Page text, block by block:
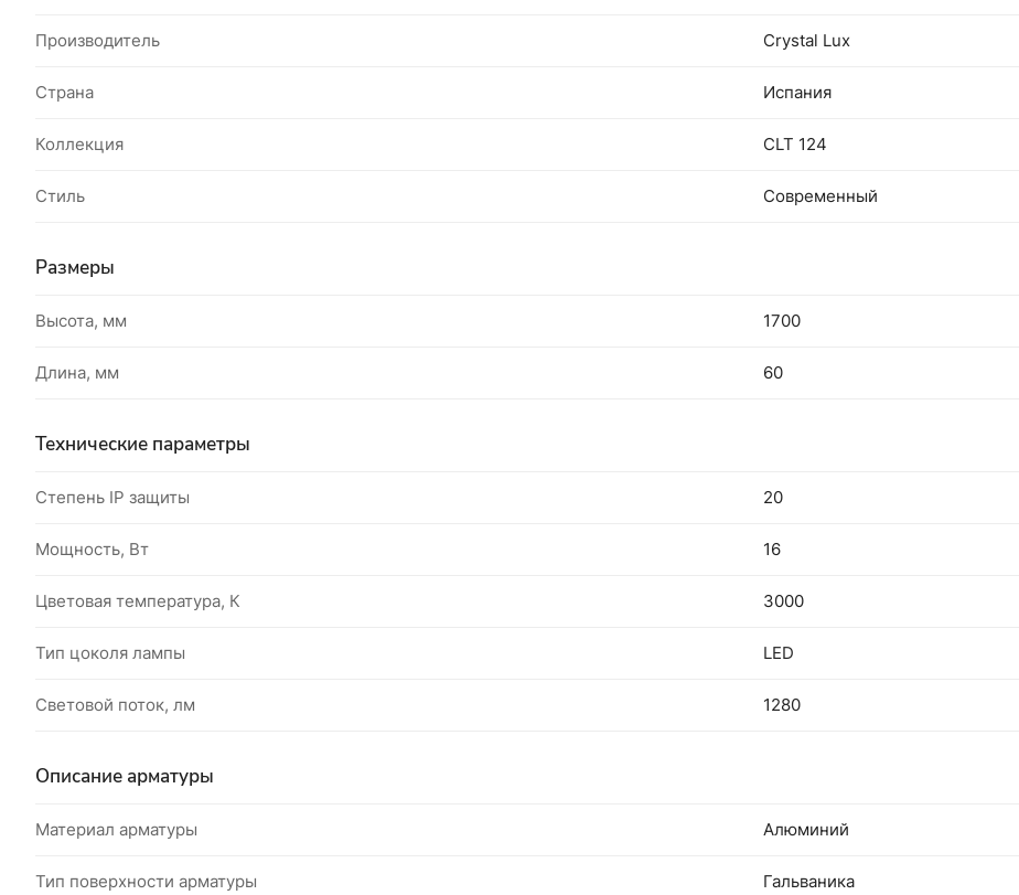
Производитель Crystal Lux
Страна Испания
Коллекция CLT 124
Стиль Современный
Размеры
Высота, мм 1700
Длина, мм 60
Технические параметры
Степень IP защиты 20
Мощность, Вт 16
Цветовая температура, К 3000
Тип цоколя лампы LED
Световой поток, лм 1280
Описание арматуры
Материал арматуры Алюминий
Тип поверхности арматуры Гальваника